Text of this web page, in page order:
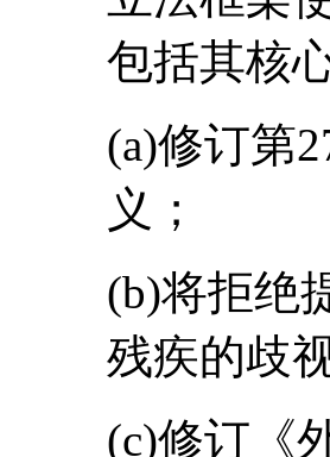
包括其核
(a)修订第
义；
(b)将拒绝
残疾的歧
(c)修订《